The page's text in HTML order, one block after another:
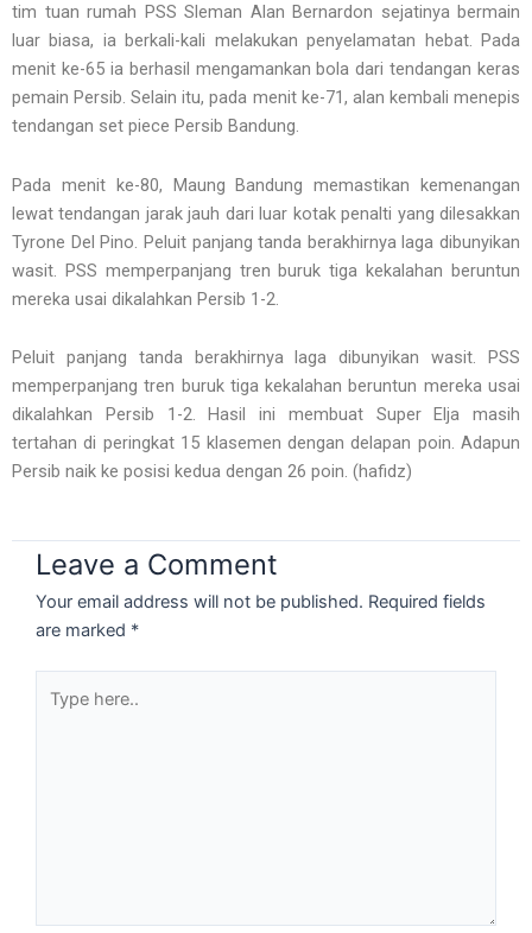
tim tuan rumah PSS Sleman Alan Bernardon sejatinya bermain
luar biasa, ia berkali-kali melakukan penyelamatan hebat. Pada
menit ke-65 ia berhasil mengamankan bola dari tendangan keras
pemain Persib. Selain itu, pada menit ke-71, alan kembali menepis
tendangan set piece Persib Bandung.
Pada menit ke-80, Maung Bandung memastikan kemenangan
lewat tendangan jarak jauh dari luar kotak penalti yang dilesakkan
Tyrone Del Pino. Peluit panjang tanda berakhirnya laga dibunyikan
wasit. PSS memperpanjang tren buruk tiga kekalahan beruntun
mereka usai dikalahkan Persib 1-2.
Peluit panjang tanda berakhirnya laga dibunyikan wasit. PSS
memperpanjang tren buruk tiga kekalahan beruntun mereka usai
dikalahkan Persib 1-2. Hasil ini membuat Super Elja masih
tertahan di peringkat 15 klasemen dengan delapan poin. Adapun
Persib naik ke posisi kedua dengan 26 poin. (hafidz)
Leave a Comment
Your email address will not be published. Required fields
are marked *
here..